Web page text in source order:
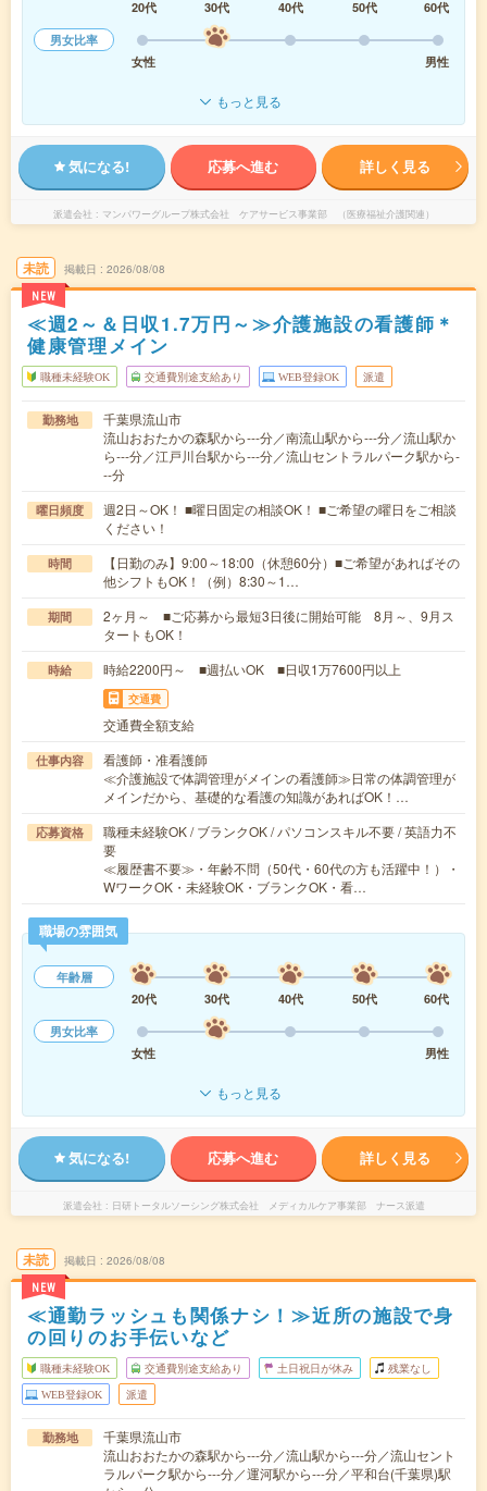
20代
30代 40代 50代
60代
男女比率
女性
男性
もっと見る
気になる! 応募へ進む 詳しく見る
派遣会社 マンパワーグループ株式会社 ケアサービス事業部 （医療福祉介護関連）
未読
NEW
掲載日 2026/08/08
≪週2～＆日収1.7万円～≫介護施設の看護師＊
健康管理メイン
職種未経験OK 交通費別途支給あり WEB登録OK 派遣
勤務地
千葉県流山市
流山おおたかの森駅から---分／南流山駅から---分／流山駅か
ら---分／江戸川台駅から---分／流山セントラルパーク駅から-
--分
曜日頻度
週2日～OK！ ■曜日固定の相談OK！ ■ご希望の曜日をご相談
ください！
時間
【日勤のみ】9:00～18:00（休憩60分）■ご希望があればその
他シフトもOK！（例）8:30～1…
期間
2ヶ月～ ■ご応募から最短3日後に開始可能 8月～、9月ス
タートもOK！
時給 時給2200円～ ■週払いOK ■日収1万7600円以上
交通費
交通費全額支給
仕事内容
看護師・准看護師
≪介護施設で体調管理がメインの看護師≫日常の体調管理が
メインだから、基礎的な看護の知識があればOK！…
応募資格
職種未経験OK / ブランクOK / パソコンスキル不要 / 英語力不
要
≪履歴書不要≫・年齢不問（50代・60代の方も活躍中！）・
WワークOK・未経験OK・ブランクOK・看…
職場の雰囲気
年齢層
20代
30代 40代 50代
60代
男女比率
女性
男性
もっと見る
気になる! 応募へ進む 詳しく見る
派遣会社 日研トータルソーシング株式会社 メディカルケア事業部 ナース派遣
未読
NEW
掲載日 2026/08/08
≪通勤ラッシュも関係ナシ！≫近所の施設で身
の回りのお手伝いなど
職種未経験OK 交通費別途支給あり 土日祝日が休み 残業なし
WEB登録OK 派遣
勤務地
千葉県流山市
流山おおたかの森駅から---分／流山駅から---分／流山セント
ラルパーク駅から---分／運河駅から---分／平和台(千葉県)駅